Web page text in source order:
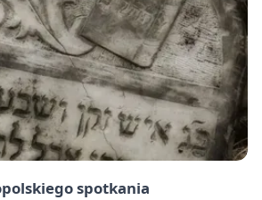
spotkania